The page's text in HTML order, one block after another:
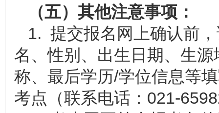
（五）其他注意事项：
1. 提交报名网上确认前
名、性别、出生日期、生
称、最后学历/学位信息等
考点（联系电话：021-